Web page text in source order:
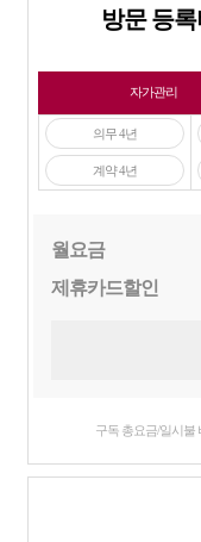
방문 등
자가관리
의무 4년
계약 4년
월요금
제휴카드할인
구독 총요금/일시불